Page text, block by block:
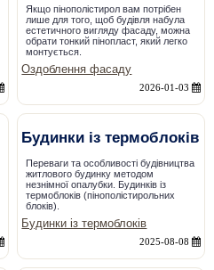
Якщо пінополістирол вам потрібен
лише для того, щоб будівля набула
естетичного вигляду фасаду, можна
обрати тонкий пінопласт, який легко
монтується.
Оздоблення фасаду
2026-01-03
Будинки із термоблоків
Переваги та особливості будівництва
житлового будинку методом
незнімної опалубки. Будинків із
термоблоків (пінополістирольних
блоків).
Будинки із термоблоків
2025-08-08